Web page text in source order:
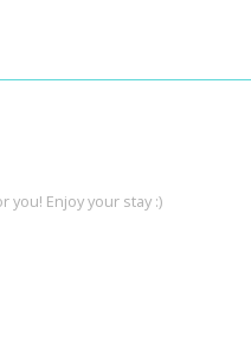
Enjoy your stay :)